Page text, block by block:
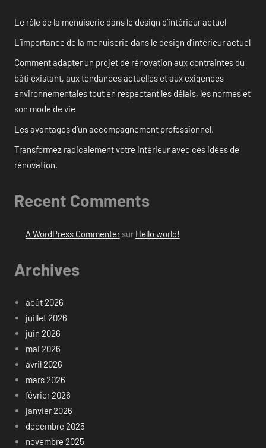
Le rôle de la menuiserie dans le design d’intérieur actuel
L’importance de la menuiserie dans le design d’intérieur actuel
Comment adapter un projet de rénovation aux contraintes du
bâti existant, aux tendances actuelles et aux exigences
environnementales tout en respectant les délais, les normes et
son mode de vie
Les avantages d’un accompagnement professionnel.
Transformez radicalement votre intérieur avec ces idées de
rénovation.
Recent Comments
A WordPress Commentersur Hello world!
Archives
août 2026
juillet 2026
juin 2026
mai 2026
avril 2026
mars 2026
février 2026
janvier 2026
décembre 2025
novembre 2025